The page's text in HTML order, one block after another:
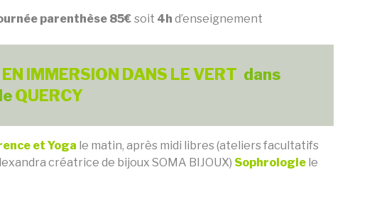
parenthèse 85€ soit 4h d’enseignement
EN IMMERSION DANS LE VERT dans
leQUERCY
et Yoga le matin, après midi libres (ateliers facultatifs
créatrice de bijoux SOMA BIJOUX) Sophrologie le